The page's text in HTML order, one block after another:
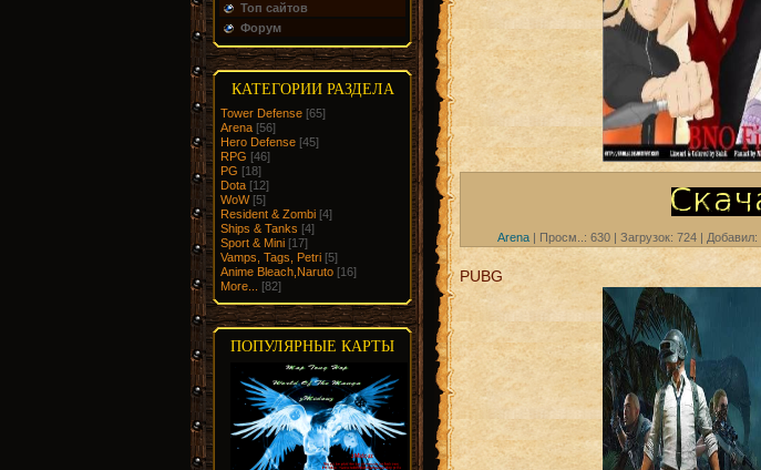
Топ сайтов
Форум
КАТЕГОРИИ РАЗДЕЛА
Tower Defense [65]
Arena [56]
Hero Defense [45]
RPG [46]
PG [18]
Dota [12]
WoW [5]
Resident & Zombi [4]
Ships & Tanks [4]
Sport & Mini [17]
Vamps, Tags, Petri [5]
Anime Bleach,Naruto [16]
More...
[82]
ПОПУЛЯРНЫЕ КАРТЫ
Arena| Просм..: 630| Загрузок: 724| Добавил:
PUBG